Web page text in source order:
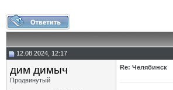
12.08.2024, 12:17
дим димыч
Продвинутый
Re: Челябинск